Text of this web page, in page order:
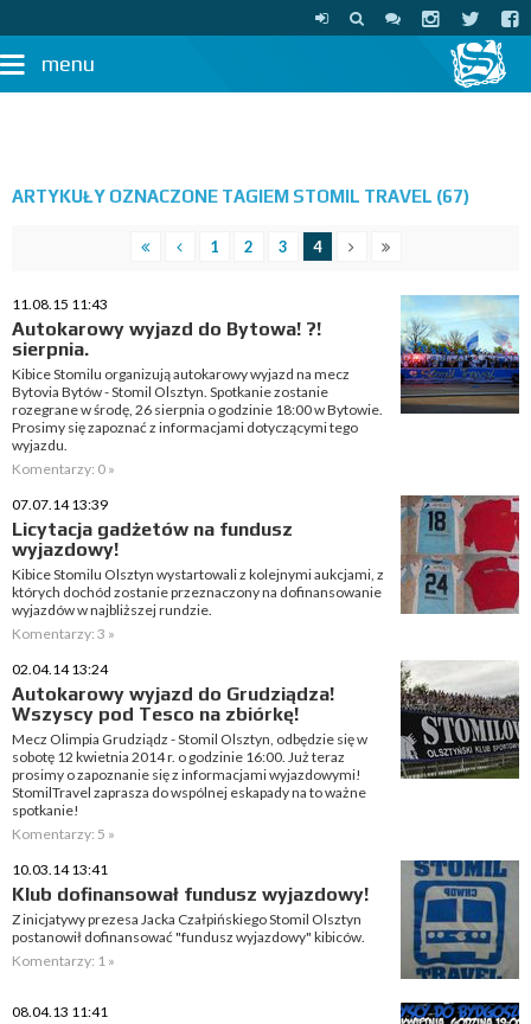
menu
ARTYKUŁY OZNACZONE TAGIEM STOMIL TRAVEL (67)
1 2 3 4
11.08.15 11:43
Autokarowy wyjazd do Bytowa! ?!
sierpnia.
Kibice Stomilu organizują autokarowy wyjazd na mecz
Bytovia Bytów - Stomil Olsztyn. Spotkanie zostanie
rozegrane w środę, 26 sierpnia o godzinie 18:00 w Bytowie.
Prosimy się zapoznać z informacjami dotyczącymi tego
wyjazdu.
Komentarzy: 0 »
07.07.14 13:39
Licytacja gadżetów na fundusz
wyjazdowy!
Kibice Stomilu Olsztyn wystartowali z kolejnymi aukcjami, z
których dochód zostanie przeznaczony na dofinansowanie
wyjazdów w najbliższej rundzie.
Komentarzy: 3 »
02.04.14 13:24
Autokarowy wyjazd do Grudziądza!
Wszyscy pod Tesco na zbiórkę!
Mecz Olimpia Grudziądz - Stomil Olsztyn, odbędzie się w
sobotę 12 kwietnia 2014 r. o godzinie 16:00. Już teraz
prosimy o zapoznanie się z informacjami wyjazdowymi!
StomilTravel zaprasza do wspólnej eskapady na to ważne
spotkanie!
Komentarzy: 5 »
10.03.14 13:41
Klub dofinansował fundusz wyjazdowy!
Z inicjatywy prezesa Jacka Czałpińskiego Stomil Olsztyn
postanowił dofinansować "fundusz wyjazdowy" kibiców.
Komentarzy: 1 »
08.04.13 11:41